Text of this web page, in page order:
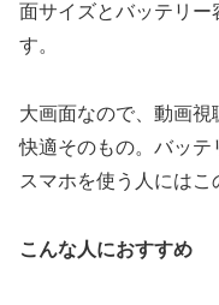
面サイズとバッテリ
す。
大画面なので、動画
快適そのもの。バッテ
スマホを使う人にはこ
こんな人におすすめ